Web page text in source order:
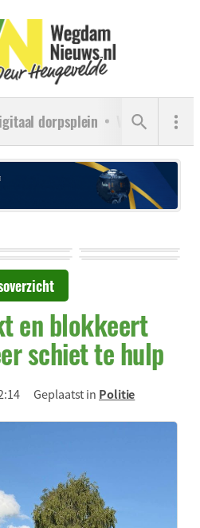
dorpsplein Verenigingen
en blokkeert
schiet te hulp
Geplaatst in Politie